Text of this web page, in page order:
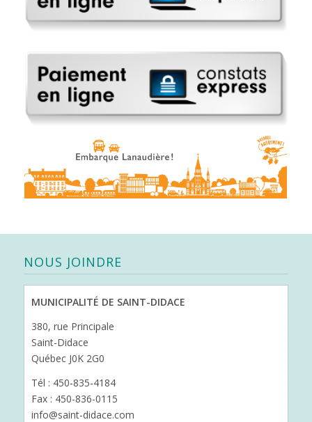
NOUS JOINDRE
MUNICIPALITÉ DE SAINT-DIDACE
380, rue Principale
Saint-Didace
Québec J0K 2G0
Tél : 450-835-4184
Fax : 450-836-0115
info@saint-didace.com